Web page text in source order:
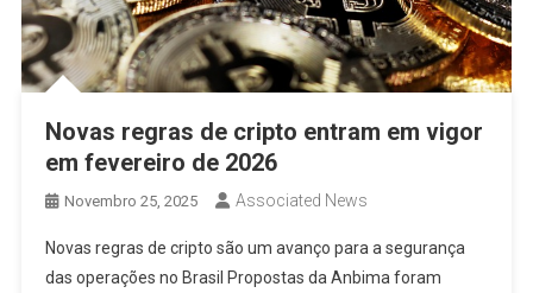
Novas regras de cripto entram em vigor
em fevereiro de 2026
Novembro 25, 2025 Associated News
Novas regras de cripto são um avanço para a segurança
das operações no Brasil Propostas da Anbima foram